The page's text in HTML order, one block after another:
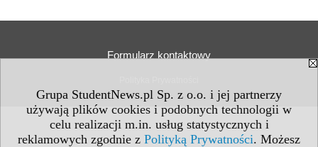
Grupa StudentNews.pl Sp. z o.o. i jej partnerzy
używają plików cookies i podobnych technologii w
celu realizacji m.in. usług statystycznych i
reklamowych zgodnie z Polityką Prywatności. Możesz
Formularz kontaktowy